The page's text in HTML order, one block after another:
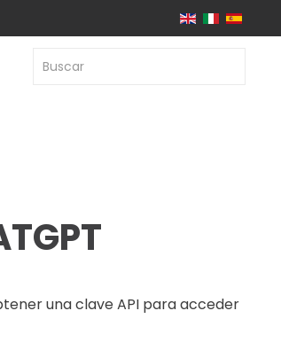
una clave API para acceder